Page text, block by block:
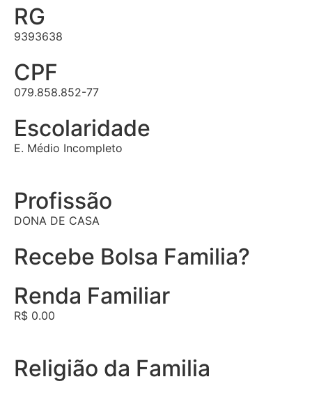
RG
9393638
CPF
079.858.852-77
Escolaridade
E. Médio Incompleto
Profissão
DONA DE CASA
Recebe Bolsa Familia?
Renda Familiar
R$ 0.00
Religião da Familia